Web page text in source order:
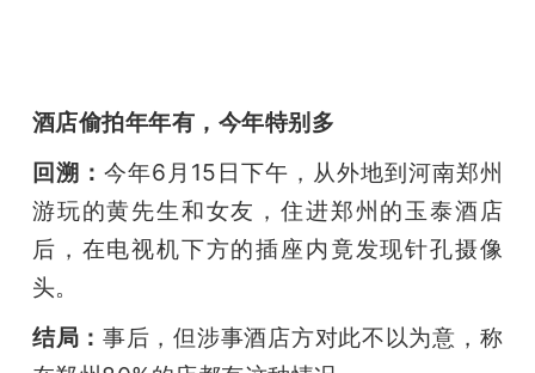
酒店偷拍年年有，今年特别多
回溯： 今年6月15日下午，从外地到河南郑州
游玩的黄先生和女友，住进郑州的玉泰酒店
后，在电视机下方的插座内竟发现针孔摄像
头。
结局：事后，但涉事酒店方对此不以为意，称